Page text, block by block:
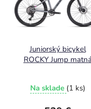
Juniorský bicykel
ROCKY Jump matná
Na sklade (1 ks)